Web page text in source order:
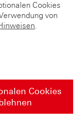
Cookies
von
.
Cookies